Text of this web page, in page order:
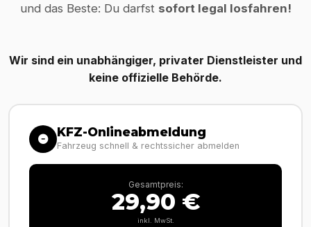
und das Beste: Du darfst sofort legal losfahren!
Wir sind ein unabhängiger, privater Dienstleister und
keine offizielle Behörde.
KFZ-Onlineabmeldung
Fahrzeug schnell & rechtssicher abmelden
Gesamtpreis:
29,90 €
inkl. MwSt.